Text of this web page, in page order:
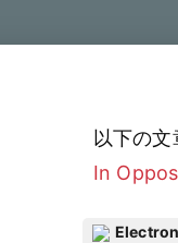
以下の
In